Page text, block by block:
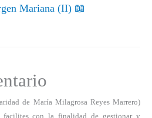
Mariana (II) 📖
de María Milagrosa Reyes Marrero)
facilites con la finalidad de gestionar y